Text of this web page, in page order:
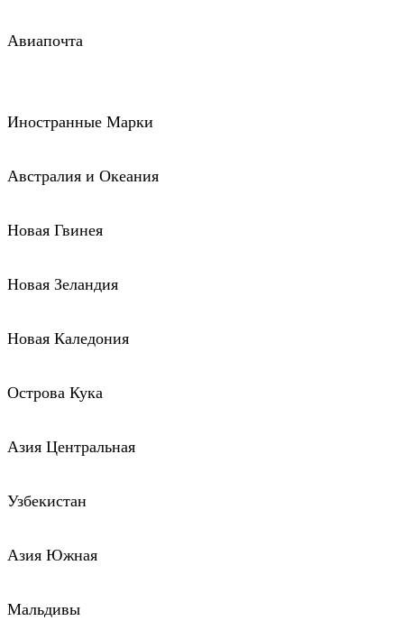
Авиапочта
Иностранные Марки
Австралия и Океания
Новая Гвинея
Новая Зеландия
Новая Каледония
Острова Кука
Азия Центральная
Узбекистан
Азия Южная
Мальдивы